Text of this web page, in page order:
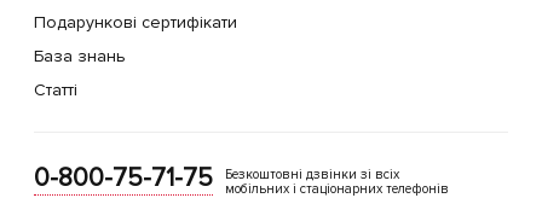
Подарункові сертифікати
База знань
Статті
0-800-75-71-75
Безкоштовні дзвінки зі всіх
мобільних і стаціонарних телефонів